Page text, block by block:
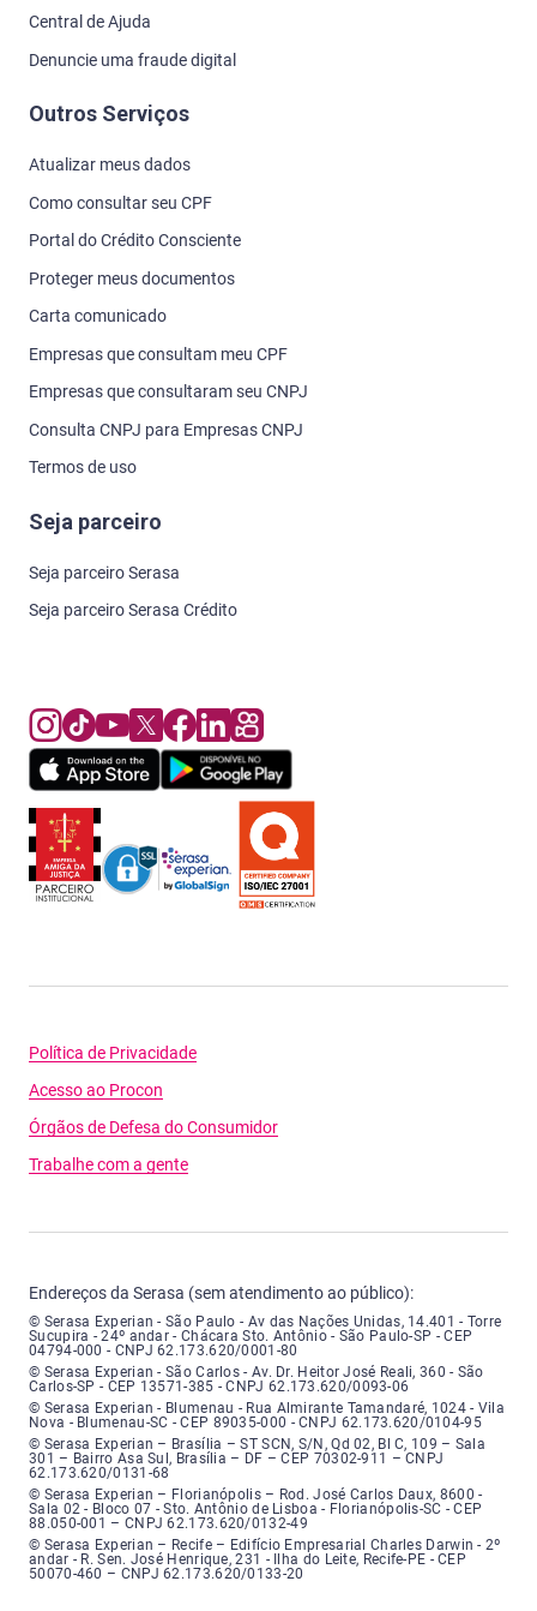
Central de Ajuda
Denuncie uma fraude digital
Outros Serviços
Atualizar meus dados
Como consultar seu CPF
Portal do Crédito Consciente
Proteger meus documentos
Carta comunicado
Empresas que consultam meu CPF
Empresas que consultaram seu CNPJ
Consulta CNPJ para Empresas CNPJ
Termos de uso
Seja parceiro
Seja parceiro Serasa
Seja parceiro Serasa Crédito
Política de Privacidade
Acesso ao Procon
Órgãos de Defesa do Consumidor
Trabalhe com a gente
Endereços da Serasa (sem atendimento ao público):
Serasa Experian - São Paulo - Endereço: Avenida das Nações Unidas,
© Serasa Experian - São Paulo - Av das Nações Unidas, 14.401 - Torre
Sucupira - 24º andar - Chácara Sto. Antônio - São Paulo-SP - CEP
04794-000 - CNPJ 62.173.620/0001-80
Serasa Experian - São Carlos - Endereço: Avenida Doutor Heitor José
© Serasa Experian - São Carlos - Av. Dr. Heitor José Reali, 360 - São
Carlos-SP - CEP 13571-385 - CNPJ 62.173.620/0093-06
Serasa Experian - Blumenau - Endereço: Rua Almirante Tamandaré,
© Serasa Experian - Blumenau - Rua Almirante Tamandaré, 1024 - Vila
Nova - Blumenau-SC - CEP 89035-000 - CNPJ 62.173.620/0104-95
Serasa Experian - Brasília, Endereço: Setor Comercial Norte, sem
© Serasa Experian – Brasília – ST SCN, S/N, Qd 02, Bl C, 109 – Sala
301 – Bairro Asa Sul, Brasília – DF – CEP 70302-911 – CNPJ
62.173.620/0131-68
Serasa Experian - Florianópolis, Endereço: Rodovia José Carlos, número
© Serasa Experian – Florianópolis – Rod. José Carlos Daux, 8600 -
Sala 02 - Bloco 07 - Sto. Antônio de Lisboa - Florianópolis-SC - CEP
88.050-001 – CNPJ 62.173.620/0132-49
Serasa Experian - Recife, Endereço: Edifício Empresarial Charles Darwin,
© Serasa Experian – Recife – Edifício Empresarial Charles Darwin - 2º
andar - R. Sen. José Henrique, 231 - Ilha do Leite, Recife-PE - CEP
50070-460 – CNPJ 62.173.620/0133-20